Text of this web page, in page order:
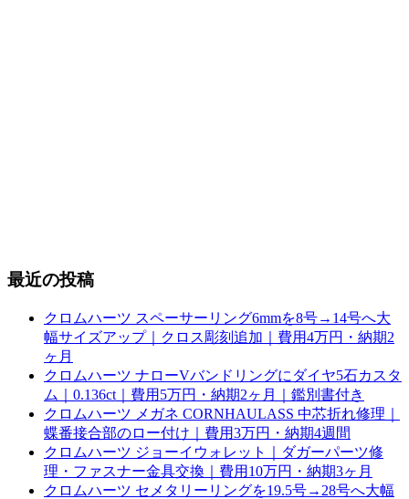
最近の投稿
クロムハーツ スペーサーリング6mmを8号→14号へ大
幅サイズアップ｜クロス彫刻追加｜費用4万円・納期2
ヶ月
クロムハーツ ナローVバンドリングにダイヤ5石カスタ
ム｜0.136ct｜費用5万円・納期2ヶ月｜鑑別書付き
クロムハーツ メガネ CORNHAULASS 中芯折れ修理｜
蝶番接合部のロー付け｜費用3万円・納期4週間
クロムハーツ ジョーイウォレット｜ダガーパーツ修
理・ファスナー金具交換｜費用10万円・納期3ヶ月
クロムハーツ セメタリーリングを19.5号→28号へ大幅